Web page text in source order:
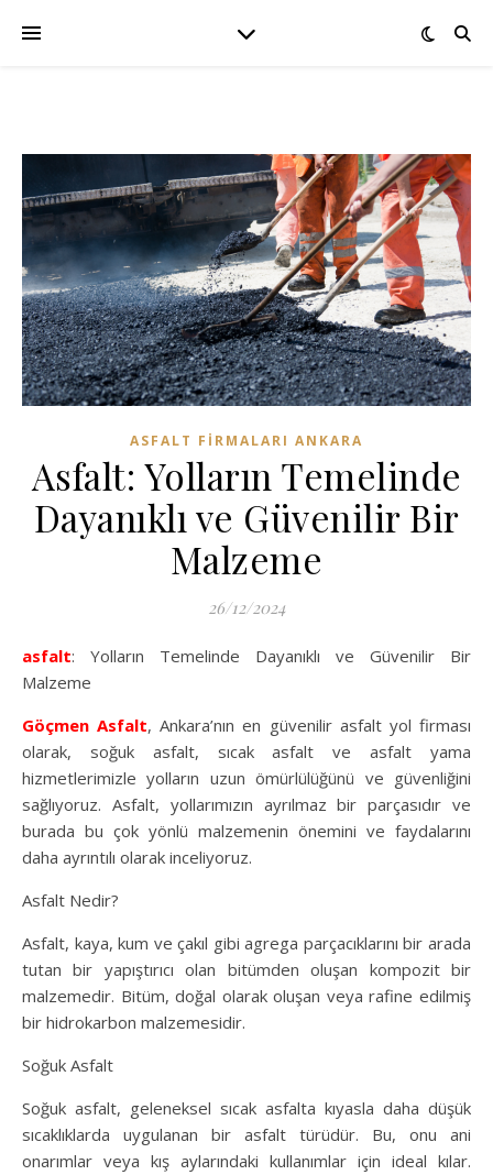
ASFALT FIRMALARI ANKARA
Asfalt: Yolların Temelinde
Dayanıklı ve Güvenilir Bir
Malzeme
26/12/2024
asfalt: Yolların Temelinde Dayanıklı ve Güvenilir Bir
Malzeme
Göçmen Asfalt, Ankara’nın en güvenilir asfalt yol firması
olarak, soğuk asfalt, sıcak asfalt ve asfalt yama
hizmetlerimizle yolların uzun ömürlülüğünü ve güvenliğini
sağlıyoruz. Asfalt, yollarımızın ayrılmaz bir parçasıdır ve
burada bu çok yönlü malzemenin önemini ve faydalarını
daha ayrıntılı olarak inceliyoruz.
Asfalt Nedir?
Asfalt, kaya, kum ve çakıl gibi agrega parçacıklarını bir arada
tutan bir yapıştırıcı olan bitümden oluşan kompozit bir
malzemedir. Bitüm, doğal olarak oluşan veya rafine edilmiş
bir hidrokarbon malzemesidir.
Soğuk Asfalt
Soğuk asfalt, geleneksel sıcak asfalta kıyasla daha düşük
sıcaklıklarda uygulanan bir asfalt türüdür. Bu, onu ani
onarımlar veya kış aylarındaki kullanımlar için ideal kılar.